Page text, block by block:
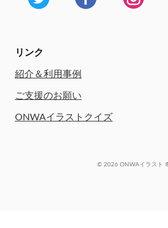
リンク
紹介＆利用事例
ご支援のお願い
ONWAイラストクイズ
© 2026 ONWAイラスト